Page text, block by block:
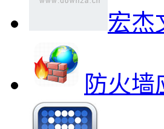
宏杰
防火墙